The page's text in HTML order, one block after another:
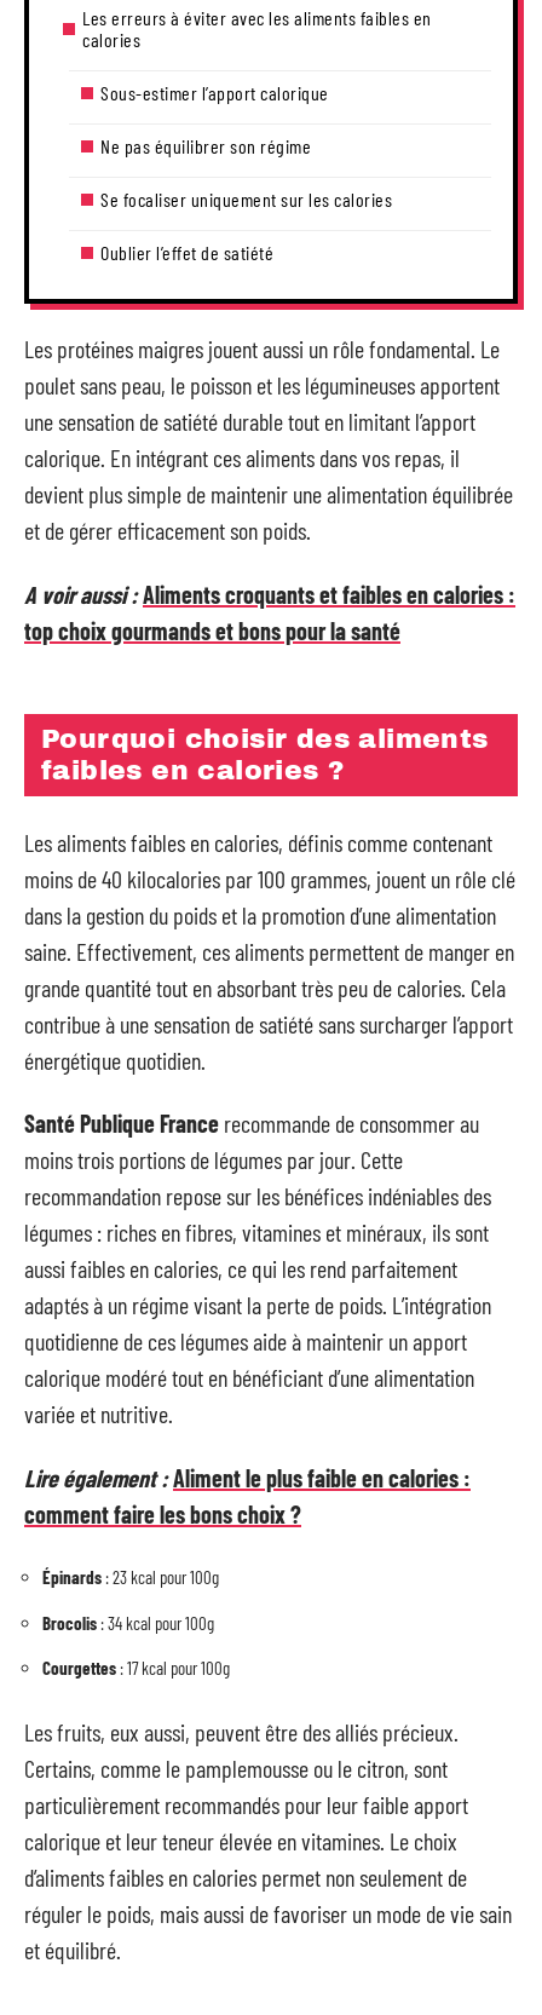
Les erreurs à éviter avec les aliments faibles en
calories
Sous-estimer l’apport calorique
Ne pas équilibrer son régime
Se focaliser uniquement sur les calories
Oublier l’effet de satiété
Les protéines maigres jouent aussi un rôle fondamental. Le
poulet sans peau, le poisson et les légumineuses apportent
une sensation de satiété durable tout en limitant l’apport
calorique. En intégrant ces aliments dans vos repas, il
devient plus simple de maintenir une alimentation équilibrée
et de gérer efficacement son poids.
A voir aussi :Aliments croquants et faibles en calories :
top choix gourmands et bons pour la santé
Pourquoi choisir des aliments
faibles en calories ?
Les aliments faibles en calories, définis comme contenant
moins de 40 kilocalories par 100 grammes, jouent un rôle clé
dans la gestion du poids et la promotion d’une alimentation
saine. Effectivement, ces aliments permettent de manger en
grande quantité tout en absorbant très peu de calories. Cela
contribue à une sensation de satiété sans surcharger l’apport
énergétique quotidien.
Santé Publique France recommande de consommer au
moins trois portions de légumes par jour. Cette
recommandation repose sur les bénéfices indéniables des
légumes : riches en fibres, vitamines et minéraux, ils sont
aussi faibles en calories, ce qui les rend parfaitement
adaptés à un régime visant la perte de poids. L’intégration
quotidienne de ces légumes aide à maintenir un apport
calorique modéré tout en bénéficiant d’une alimentation
variée et nutritive.
Lire également :Aliment le plus faible en calories :
comment faire les bons choix ?
Épinards : 23 kcal pour 100g
Brocolis : 34 kcal pour 100g
Courgettes : 17 kcal pour 100g
Les fruits, eux aussi, peuvent être des alliés précieux.
Certains, comme le pamplemousse ou le citron, sont
particulièrement recommandés pour leur faible apport
calorique et leur teneur élevée en vitamines. Le choix
d’aliments faibles en calories permet non seulement de
réguler le poids, mais aussi de favoriser un mode de vie sain
et équilibré.